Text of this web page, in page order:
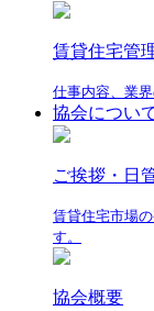
賃貸住宅管
仕事内容、業
協会につい
ご挨拶・日
賃貸住宅市場
す。
協会概要